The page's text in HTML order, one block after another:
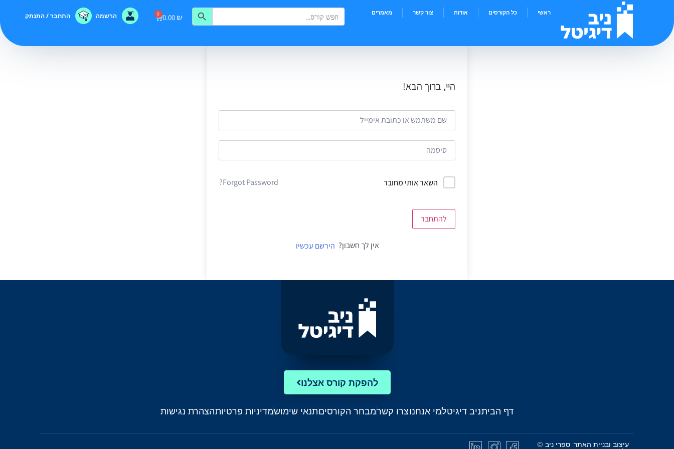
ראשי כל הקורסים אודות צור קשר מאמרים Search
for:
Search Button
0.00 ₪
0 הרשמה התחבר / התנתק
היי, ברוך הבא!
השאר אותי מחובר Forgot Password?
להתחבר
אין לך חשבון? הירשם עכשיו
להפקת קורס אצלנו
דף הביתניב דיגיטלמי אנחנוצרו קשרמבחר הקורסיםתנאי שימושמדיניות פרטיותהצהרת נגישות
עיצוב ובניית האתר: ספרי ניב ©